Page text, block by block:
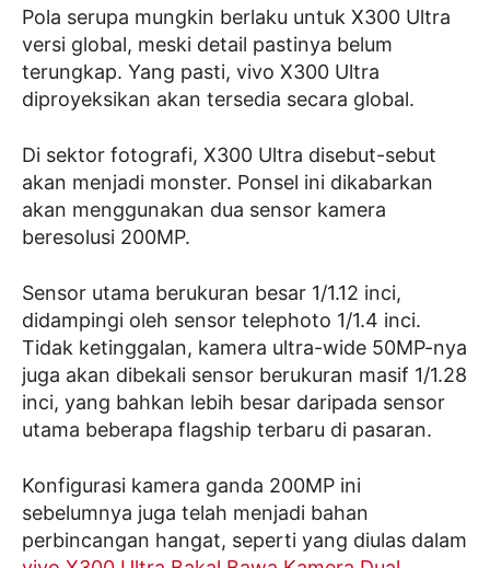
Pola serupa mungkin berlaku untuk X300 Ultra
versi global, meski detail pastinya belum
terungkap. Yang pasti, vivo X300 Ultra
diproyeksikan akan tersedia secara global.
Di sektor fotografi, X300 Ultra disebut-sebut
akan menjadi monster. Ponsel ini dikabarkan
akan menggunakan dua sensor kamera
beresolusi 200MP.
Sensor utama berukuran besar 1/1.12 inci,
didampingi oleh sensor telephoto 1/1.4 inci.
Tidak ketinggalan, kamera ultra-wide 50MP-nya
juga akan dibekali sensor berukuran masif 1/1.28
inci, yang bahkan lebih besar daripada sensor
utama beberapa flagship terbaru di pasaran.
Konfigurasi kamera ganda 200MP ini
sebelumnya juga telah menjadi bahan
perbincangan hangat, seperti yang diulas dalam